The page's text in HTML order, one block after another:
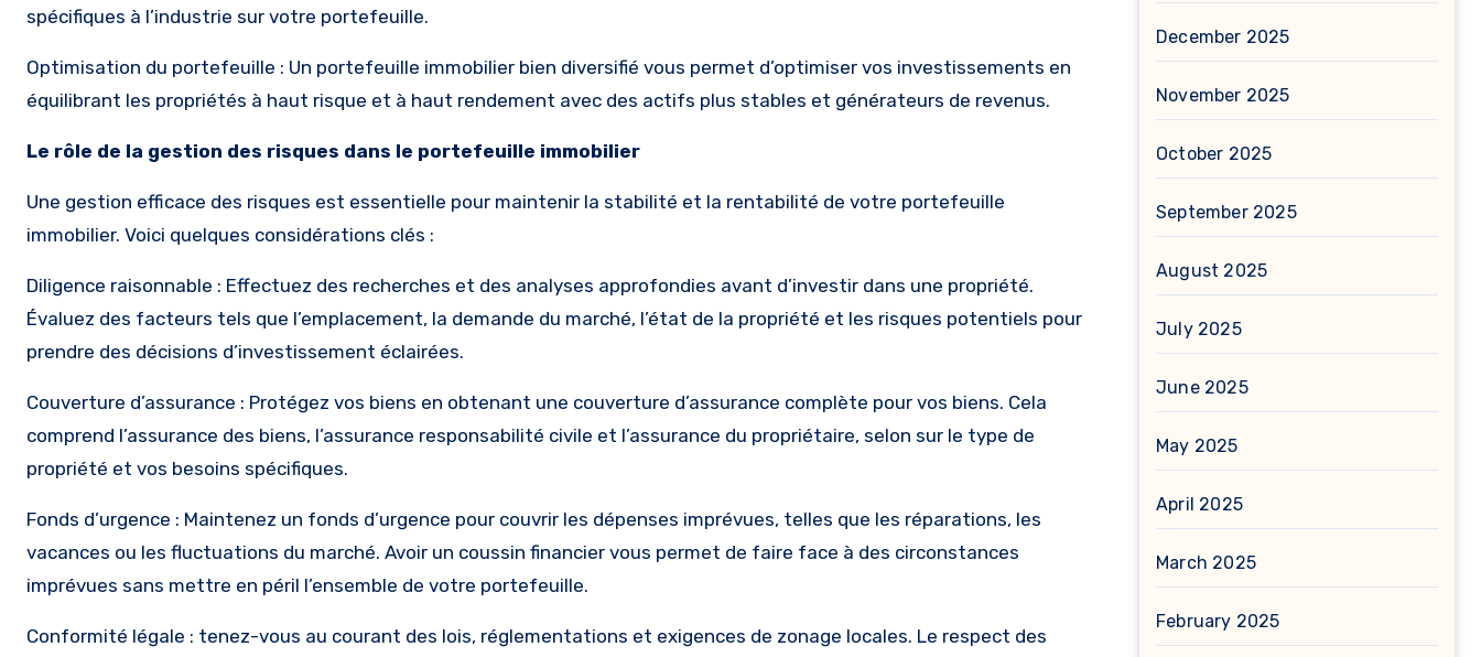
spécifiques à l’industrie sur votre portefeuille.
Optimisation du portefeuille : Un portefeuille immobilier bien diversifié vous permet d’optimiser vos investissements en
équilibrant les propriétés à haut risque et à haut rendement avec des actifs plus stables et générateurs de revenus.
Le rôle de la gestion des risques dans le portefeuille immobilier
Une gestion efficace des risques est essentielle pour maintenir la stabilité et la rentabilité de votre portefeuille
immobilier. Voici quelques considérations clés :
Diligence raisonnable : Effectuez des recherches et des analyses approfondies avant d’investir dans une propriété.
Évaluez des facteurs tels que l’emplacement, la demande du marché, l’état de la propriété et les risques potentiels pour
prendre des décisions d’investissement éclairées.
Couverture d’assurance : Protégez vos biens en obtenant une couverture d’assurance complète pour vos biens. Cela
comprend l’assurance des biens, l’assurance responsabilité civile et l’assurance du propriétaire, selon sur le type de
propriété et vos besoins spécifiques.
Fonds d’urgence : Maintenez un fonds d’urgence pour couvrir les dépenses imprévues, telles que les réparations, les
vacances ou les fluctuations du marché. Avoir un coussin financier vous permet de faire face à des circonstances
imprévues sans mettre en péril l’ensemble de votre portefeuille.
Conformité légale : tenez-vous au courant des lois, réglementations et exigences de zonage locales. Le respect des
December 2025
November 2025
October 2025
September 2025
August 2025
July 2025
June 2025
May 2025
April 2025
March 2025
February 2025